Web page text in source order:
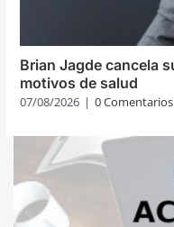
Brian Jagde cancela
motivos de salud
07/08/2026 | 0 Comentarios